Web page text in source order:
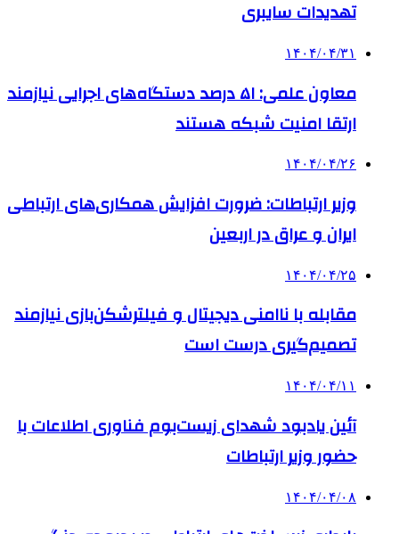
تهدیدات سایبری
۱۴۰۴/۰۴/۳۱
معاون علمی: ۵۱ درصد دستگاه‌های اجرایی نیازمند
ارتقا امنیت شبکه هستند
۱۴۰۴/۰۴/۲۶
وزیر ارتباطات: ضرورت افزایش همکاری‌های ارتباطی
ایران و عراق در اربعین
۱۴۰۴/۰۴/۲۵
مقابله با ناامنی دیجیتال و فیلترشکن‌بازی نیازمند
تصمیم‌گیری درست است
۱۴۰۴/۰۴/۱۱
آئین یادبود شهدای زیست‌بوم فناوری اطلاعات با
حضور وزیر ارتباطات
۱۴۰۴/۰۴/۰۸